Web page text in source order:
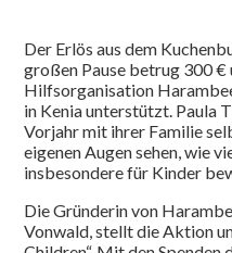
Der Erlös aus dem
großen Pause betrug 300 €
Hilfsorganisation
in Kenia unterstützt. Paula
Vorjahr mit ihrer Familie
eigenen Augen sehen, wie
insbesondere für Kinder
Die Gründerin von
Vonwald, stellt die Aktion